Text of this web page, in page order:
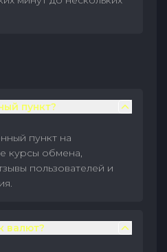
пункт?
пункт на
курсы обмена,
пользователей и
валют?